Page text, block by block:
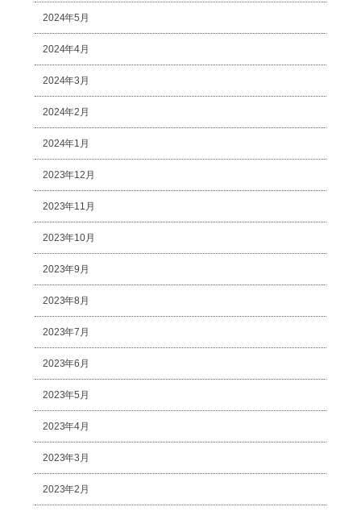
2024年5月
2024年4月
2024年3月
2024年2月
2024年1月
2023年12月
2023年11月
2023年10月
2023年9月
2023年8月
2023年7月
2023年6月
2023年5月
2023年4月
2023年3月
2023年2月